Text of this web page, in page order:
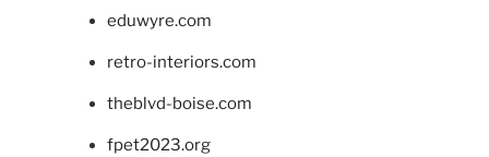
eduwyre.com
retro-interiors.com
theblvd-boise.com
fpet2023.org